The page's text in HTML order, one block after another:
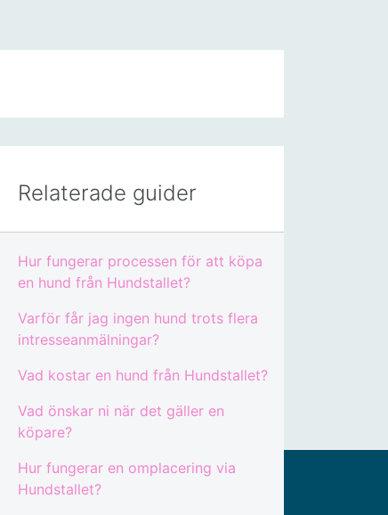
Relaterade guider
Hur fungerar processen för att köpa
en hund från Hundstallet?
Varför får jag ingen hund trots flera
intresseanmälningar?
Vad kostar en hund från Hundstallet?
Vad önskar ni när det gäller en
köpare?
Hur fungerar en omplacering via
Hundstallet?